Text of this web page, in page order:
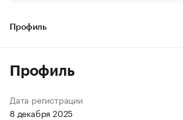
Профиль
Профиль
Дата регистрации
8 декабря 2025